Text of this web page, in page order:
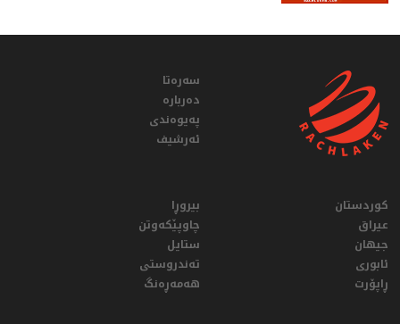
سەرەتا
دەربارە
پەیوەندی
ئەرشیف
کوردستان
عيراق
جیهان
ئابوری
ڕاپۆرت
بیروڕا
چاوپێکەوتن
ستایل
تەندروستی
هەمەڕەنگ